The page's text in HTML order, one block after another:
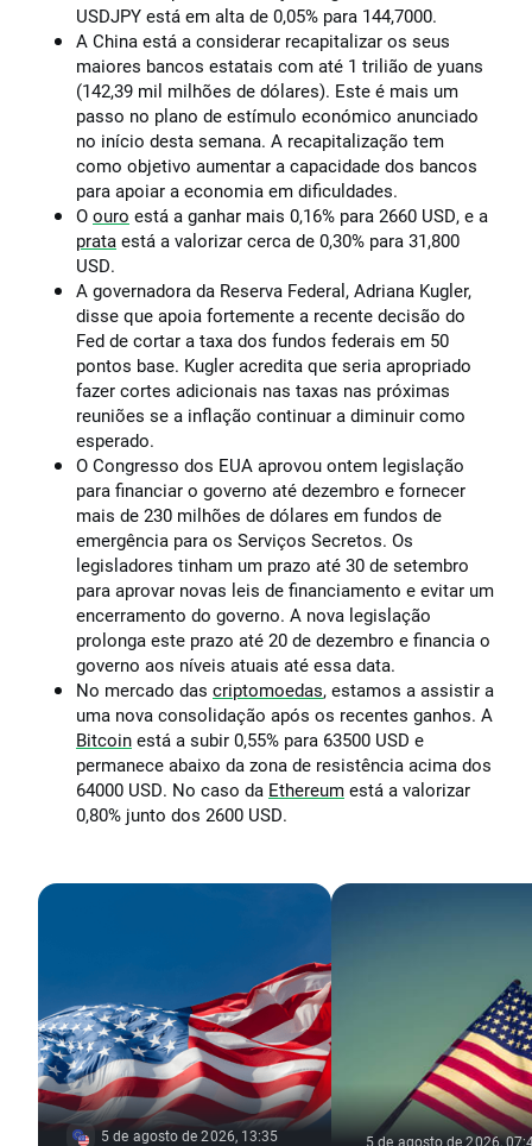
USDJPY está em alta de 0,05% para 144,7000.
A China está a considerar recapitalizar os seus
maiores bancos estatais com até 1 trilião de yuans
(142,39 mil milhões de dólares). Este é mais um
passo no plano de estímulo económico anunciado
no início desta semana. A recapitalização tem
como objetivo aumentar a capacidade dos bancos
para apoiar a economia em dificuldades.
O ouro está a ganhar mais 0,16% para 2660 USD, e a
prata está a valorizar cerca de 0,30% para 31,800
USD.
A governadora da Reserva Federal, Adriana Kugler,
disse que apoia fortemente a recente decisão do
Fed de cortar a taxa dos fundos federais em 50
pontos base. Kugler acredita que seria apropriado
fazer cortes adicionais nas taxas nas próximas
reuniões se a inflação continuar a diminuir como
esperado.
O Congresso dos EUA aprovou ontem legislação
para financiar o governo até dezembro e fornecer
mais de 230 milhões de dólares em fundos de
emergência para os Serviços Secretos. Os
legisladores tinham um prazo até 30 de setembro
para aprovar novas leis de financiamento e evitar um
encerramento do governo. A nova legislação
prolonga este prazo até 20 de dezembro e financia o
governo aos níveis atuais até essa data.
No mercado das criptomoedas, estamos a assistir a
uma nova consolidação após os recentes ganhos. A
Bitcoin está a subir 0,55% para 63500 USD e
permanece abaixo da zona de resistência acima dos
64000 USD. No caso da Ethereum está a valorizar
0,80% junto dos 2600 USD.
5 de agosto de 2026, 13:35 5 de agosto de 2026,